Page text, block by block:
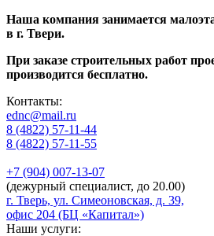
Наша компания занимается
в г. Твери.
При заказе строительных работ
производится бесплатно.
Контакты:
ednc@mail.ru
8 (4822) 57-11-44
8 (4822) 57-11-55
+7 (904) 007-13-07
(дежурный специалист, до 20.00)
г. Тверь, ул. Симеоновская, д. 39,
офис 204 (БЦ «Капитал»)
Наши услуги: